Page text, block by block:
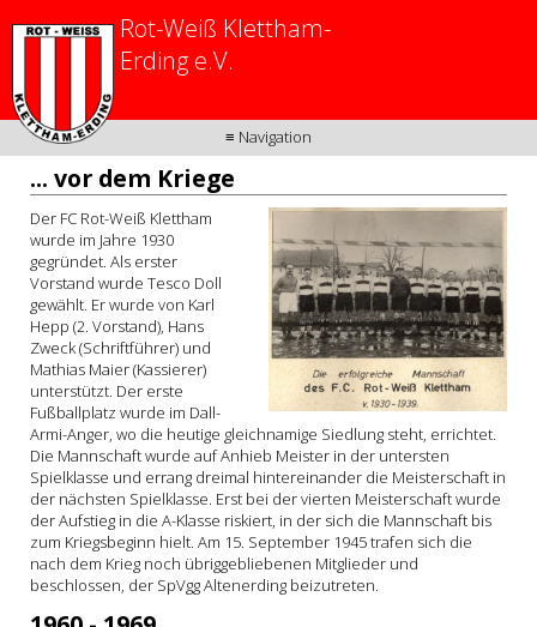
≡ Navigation
Rot-Weiß Klettham-
Erding e.V.
... vor dem Kriege
Der FC Rot-Weiß Klettham
wurde im Jahre 1930
gegründet. Als erster
Vorstand wurde Tesco Doll
gewählt. Er wurde von Karl
Hepp (2. Vorstand), Hans
Zweck (Schriftführer) und
Mathias Maier (Kassierer)
unterstützt. Der erste
Fußballplatz wurde im Dall-
Armi-Anger, wo die heutige gleichnamige Siedlung steht, errichtet.
Die Mannschaft wurde auf Anhieb Meister in der untersten
Spielklasse und errang dreimal hintereinander die Meisterschaft in
der nächsten Spielklasse. Erst bei der vierten Meisterschaft wurde
der Aufstieg in die A-Klasse riskiert, in der sich die Mannschaft bis
zum Kriegsbeginn hielt. Am 15. September 1945 trafen sich die
nach dem Krieg noch übriggebliebenen Mitglieder und
beschlossen, der SpVgg Altenerding beizutreten.